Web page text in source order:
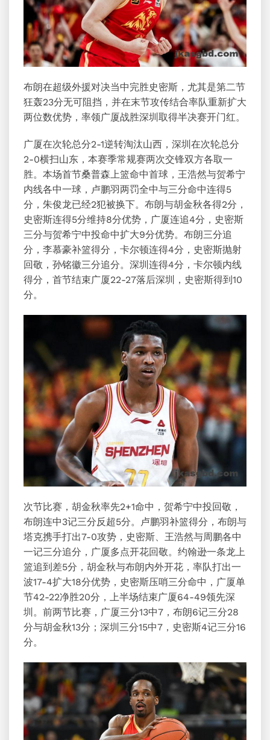
布朗在超级外援对决当中完胜史密斯，尤其是第二节
狂轰23分无可阻挡，并在末节攻传结合率队重新扩大
两位数优势，率领广厦战胜深圳取得半决赛开门红。
广厦在次轮总分2-1逆转淘汰山西，深圳在次轮总分
2-0横扫山东，本赛季常规赛两次交锋双方各取一
胜。本场首节桑普森上篮命中首球，王浩然与贺希宁
内线各中一球，卢鹏羽两罚全中与三分命中连得5
分，朱俊龙已经2犯被换下。布朗与胡金秋各得2分，
史密斯连得5分维持8分优势，广厦连追4分，史密斯
三分与贺希宁中投命中扩大9分优势。布朗三分追
分，李慕豪补篮得分，卡尔顿连得4分，史密斯抛射
回敬， 孙铭徽三分追分。深圳连得4分，卡尔顿内线
得分，首节结束广厦22-27落后深圳，史密斯得到10
分。
次节比赛，胡金秋率先2+1命中，贺希宁中投回敬，
布朗连中3记三分反超5分。卢鹏羽补篮得分，布朗与
塔克携手打出7-0攻势，史密斯、王浩然与周鹏各中
一记三分追分，广厦多点开花回敬。约翰逊一条龙上
篮追到差5分，胡金秋与布朗内外开花，率队打出一
波17-4扩大18分优势，史密斯压哨三分命中，广厦单
节42-22净胜20分，上半场结束广厦64-49领先深
圳。前两节比赛，广厦三分13中7，布朗6记三分28
分与胡金秋13分；深圳三分15中7，史密斯4记三分16
分。